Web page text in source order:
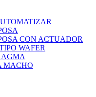
CON ACTUADOR
WAFER
MACHO